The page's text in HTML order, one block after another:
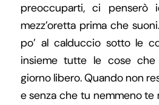
preoccuparti, ci penserò
mezz’oretta prima che
po’ al calduccio sotto le
insieme tutte le cose
giorno libero. Quando non
e senza che tu nemmeno te